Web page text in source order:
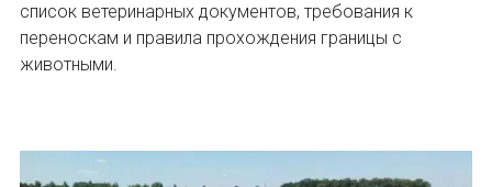
список ветеринарных документов, требования к
переноскам и правила прохождения границы с
животными.